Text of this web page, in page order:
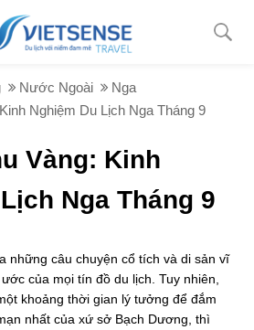
Nước Ngoài
Nga
Nghiệm Du Lịch Nga Tháng 9
Vàng: Kinh
Nga Tháng 9
những câu chuyện cổ tích và di sản vĩ
của mọi tín đồ du lịch. Tuy nhiên,
khoảng thời gian lý tưởng để đắm
nhất của xứ sở Bạch Dương, thì